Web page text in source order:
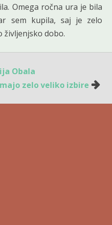
Omega ročna ura je bila
sem kupila, saj je zelo
življenjsko dobo.
Obala
zelo veliko izbire